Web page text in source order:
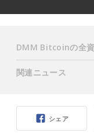
シェア
DMM Bitcoinの全資
関連ニュース